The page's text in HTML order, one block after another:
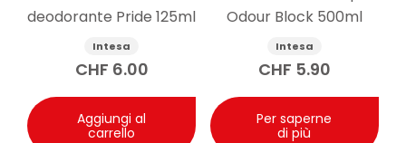
deodorante Pride 125ml
Intesa
CHF 6.00
Aggiungi al
carrello
Odour Block 500ml
Intesa
CHF 5.90
Per saperne
di più